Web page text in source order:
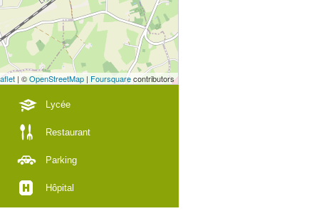
| ©OpenStreetMap | Foursquarecontributors
Lycée
Restaurant
Parking
Hôpital